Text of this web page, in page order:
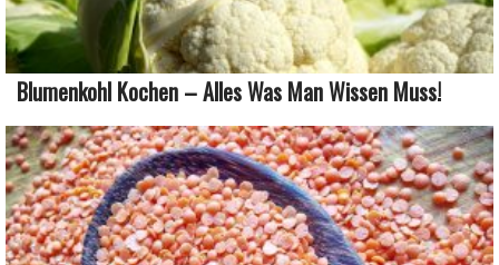
Blumenkohl Kochen – Alles Was Man Wissen Muss!